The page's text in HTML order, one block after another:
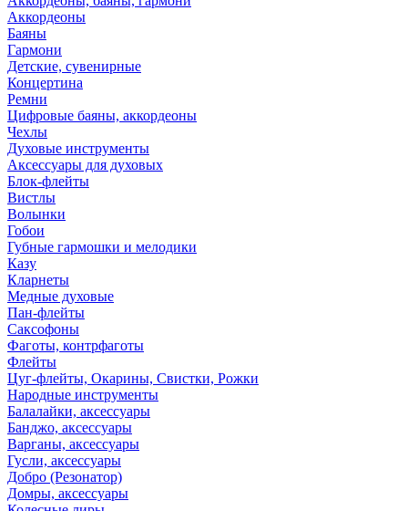
Аккордеоны
Баяны
Гармони
Детские, сувенирные
Концертина
Ремни
Цифровые баяны, аккордеоны
Чехлы
Духовые инструменты
Аксессуары для духовых
Блок-флейты
Вистлы
Волынки
Гобои
Губные гармошки и мелодики
Казу
Кларнеты
Медные духовые
Пан-флейты
Саксофоны
Фаготы, контрфаготы
Флейты
Цуг-флейты, Окарины, Свистки, Рожки
Народные инструменты
Балалайки, аксессуары
Банджо, аксессуары
Варганы, аксессуары
Гусли, аксессуары
Добро (Резонатор)
Домры, аксессуары